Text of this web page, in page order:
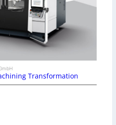
Transformation